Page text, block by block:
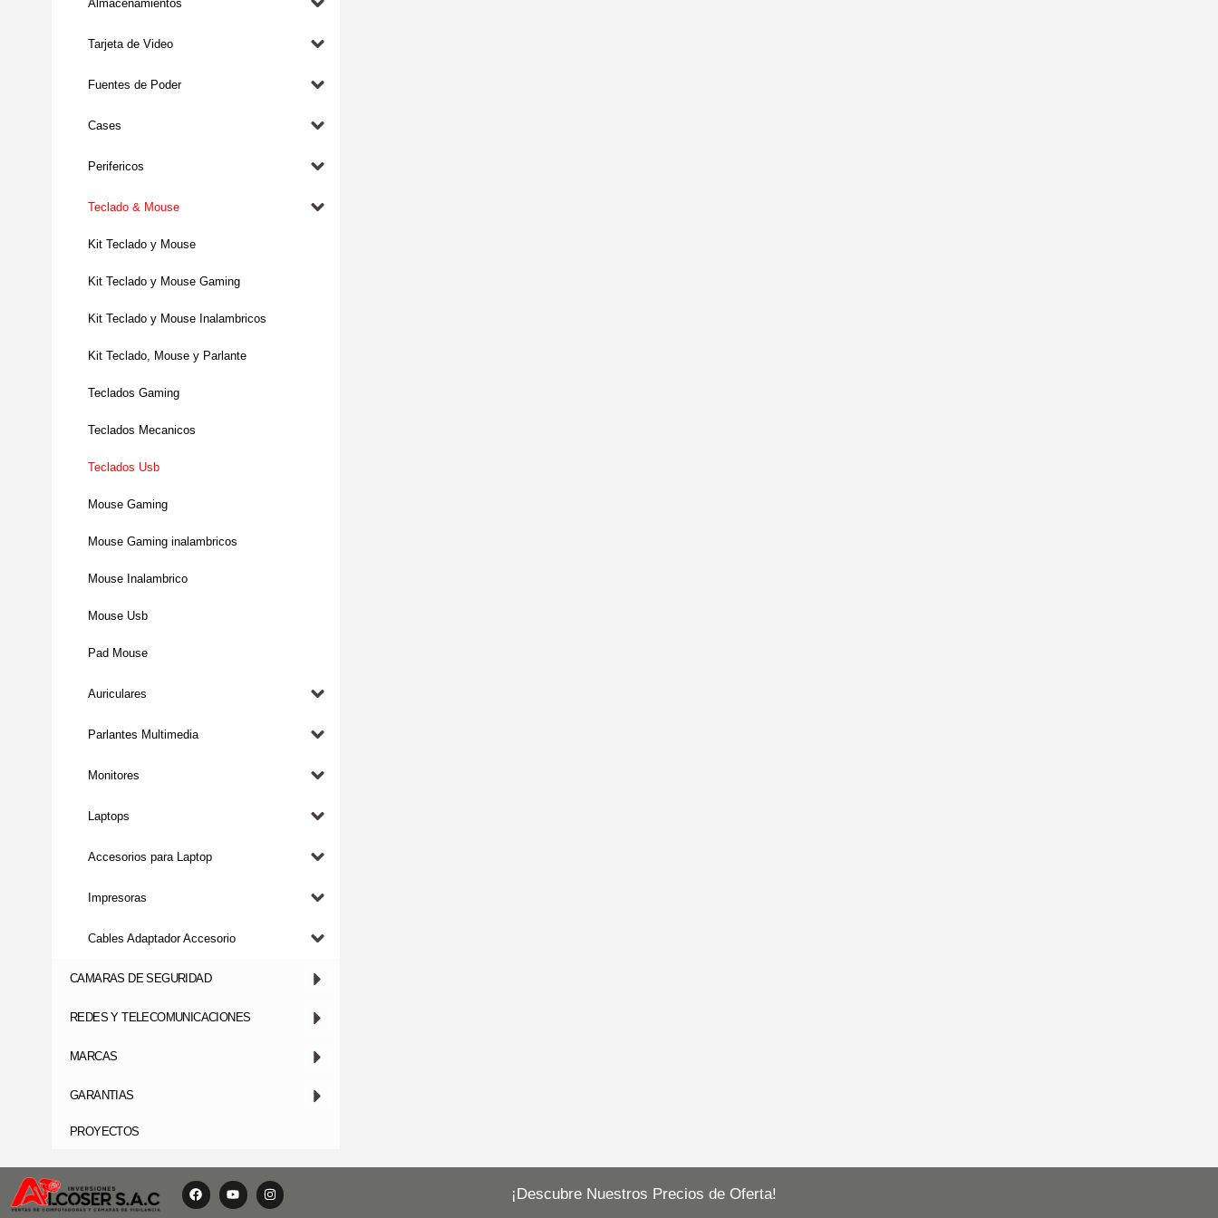
Almacenamientos
Tarjeta de Video
Fuentes de Poder
Cases
Perifericos
Teclado & Mouse
Kit Teclado y Mouse
Kit Teclado y Mouse Gaming
Kit Teclado y Mouse Inalambricos
Kit Teclado, Mouse y Parlante
Teclados Gaming
Teclados Mecanicos
Teclados Usb
Mouse Gaming
Mouse Gaming inalambricos
Mouse Inalambrico
Mouse Usb
Pad Mouse
Auriculares
Parlantes Multimedia
Monitores
Laptops
Accesorios para Laptop
Impresoras
Cables Adaptador Accesorio
CAMARAS DE SEGURIDAD
REDES Y TELECOMUNICACIONES
MARCAS
GARANTIAS
PROYECTOS
F
a
c
Y
o
u
I
n
s
¡Descubre Nuestros Precios de Oferta!